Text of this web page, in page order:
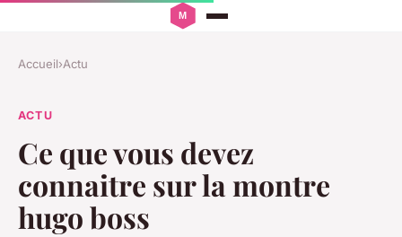
Accueil›Actu
ACTU
Ce que vous devez
connaitre sur la montre
hugo boss